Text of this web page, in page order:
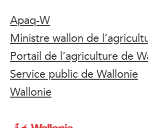
Apaq-W
Ministre wallon de
Portail de l’agriculture de
Service public de Wallonie
Wallonie